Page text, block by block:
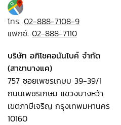
โทร: 02-888-7108-9
แฟกซ์: 02-888-7110
บริษัท อภิโชคอนันไบค์ จำกัด
(สาขาบางแค)
757 ซอยเพชรเกษม 39-39/1
ถนนเพชรเกษม แขวงบางหว้า
เขตภาษีเจริญ กรุงเทพมหานคร
10160